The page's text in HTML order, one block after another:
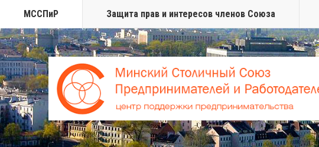
МССПиР Защита прав и интересов членов Союза